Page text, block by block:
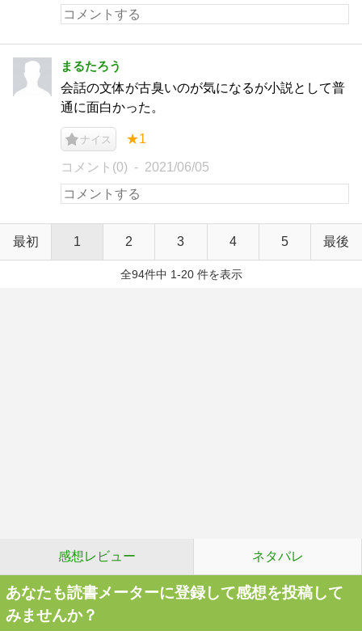
まるたろう
会話の文体が古臭いのが気になるが小説として普
通に面白かった。
ナイス ★1
コメント(0) 2021/06/05
最初 1 2 3 4 5 最後
全94件中 1-20 件を表示
感想レビュー ネタバレ
あなたも読書メーターに登録して感想を投稿して
みませんか？